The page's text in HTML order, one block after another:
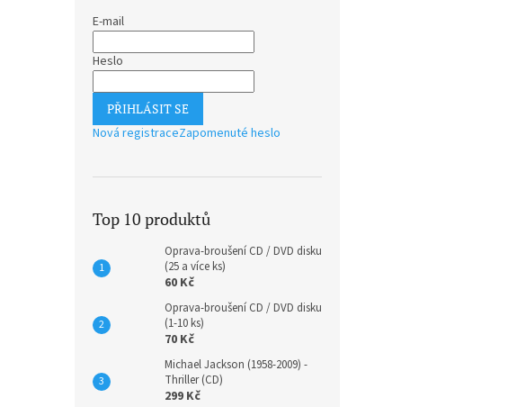
E-mail
Heslo
PŘIHLÁSIT SE
Nová registraceZapomenuté heslo
Top 10 produktů
Oprava-broušení CD / DVD disku
(25 a více ks)
60 Kč
Oprava-broušení CD / DVD disku
(1-10 ks)
70 Kč
Michael Jackson (1958-2009) -
Thriller (CD)
299 Kč